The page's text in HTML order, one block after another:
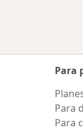
Para
Para
Para